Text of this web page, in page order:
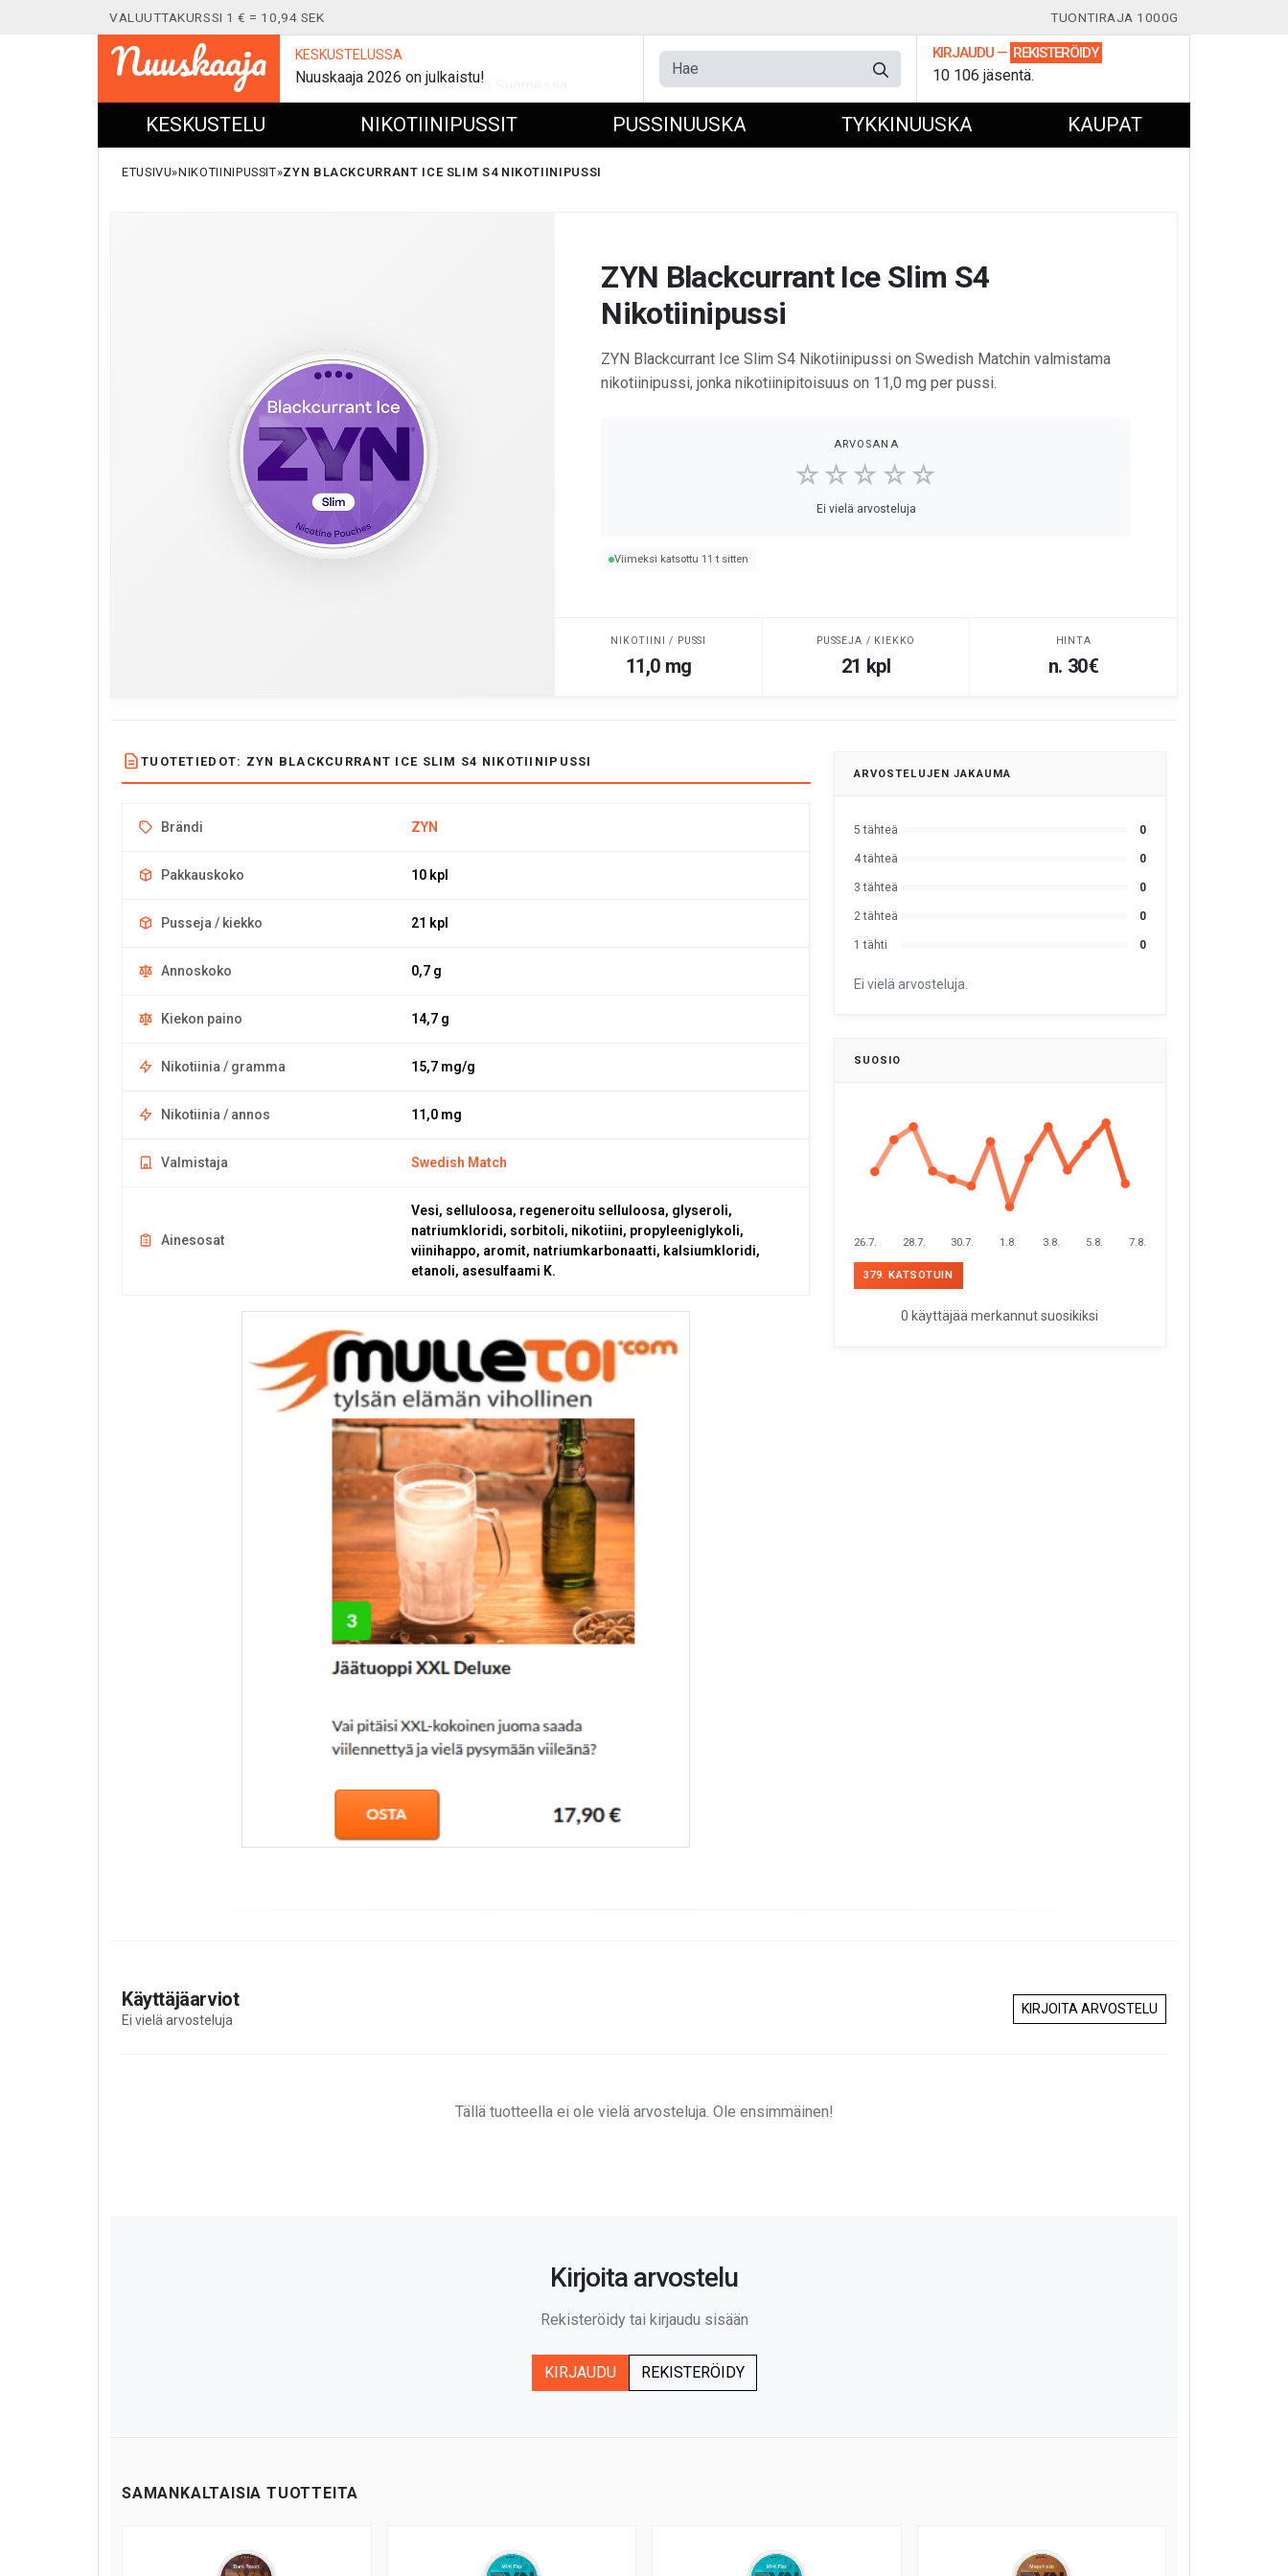
VALUUTTAKURSSI 1 € = 10,94 SEK TUONTIRAJA 1000G
Nuuskaaja KESKUSTELUSSA
Nuuskaaja 2026 on julkaistu!
KIRJAUDU — REKISTERÖIDY
10 106 jäsentä.
KESKUSTELU NIKOTIINIPUSSIT PUSSINUUSKA TYKKINUUSKA KAUPAT
ETUSIVU NIKOTIINIPUSSIT ZYN BLACKCURRANT ICE SLIM S4 NIKOTIINIPUSSI
ZYN Blackcurrant Ice Slim S4
Nikotiinipussi
ZYN Blackcurrant Ice Slim S4 Nikotiinipussi on Swedish Matchin valmistama
nikotiinipussi, jonka nikotiinipitoisuus on 11,0 mg per pussi.
ARVOSANA
☆☆☆☆☆
Ei vielä arvosteluja
Viimeksi katsottu 11 t sitten
NIKOTIINI / PUSSI
11,0 mg
PUSSEJA / KIEKKO
21 kpl
HINTA
n. 30€
TUOTETIEDOT: ZYN BLACKCURRANT ICE SLIM S4 NIKOTIINIPUSSI
Brändi ZYN
Pakkauskoko 10 kpl
Pusseja / kiekko 21 kpl
Annoskoko 0,7 g
Kiekon paino 14,7 g
Nikotiinia / gramma 15,7 mg/g
Nikotiinia / annos 11,0 mg
Valmistaja Swedish Match
Ainesosat
Vesi, selluloosa, regeneroitu selluloosa, glyseroli,
natriumkloridi, sorbitoli, nikotiini, propyleeniglykoli,
viinihappo, aromit, natriumkarbonaatti, kalsiumkloridi,
etanoli, asesulfaami K.
ARVOSTELUJEN JAKAUMA
5 tähteä 0
4 tähteä 0
3 tähteä 0
2 tähteä 0
1 tähti 0
Ei vielä arvosteluja.
SUOSIO
26.7. 28.7. 30.7. 1.8. 3.8. 5.8. 7.8.
379. KATSOTUIN
0 käyttäjää merkannut suosikiksi
Käyttäjäarviot
Ei vielä arvosteluja
KIRJOITA ARVOSTELU
Tällä tuotteella ei ole vielä arvosteluja. Ole ensimmäinen!
Kirjoita arvostelu
Rekisteröidy tai kirjaudu sisään
KIRJAUDU REKISTERÖIDY
SAMANKALTAISIA TUOTTEITA